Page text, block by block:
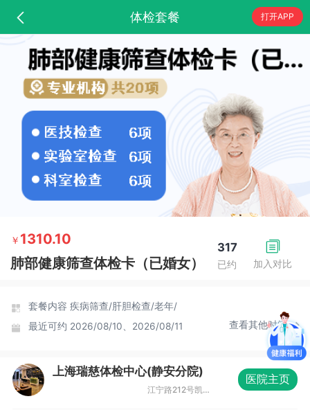
体检套餐 打开APP
加入对比
317
已约
￥ 1310.10
肺部健康筛查体检卡（已婚女）
套餐内容 疾病筛查/肝胆检查/老年/
最近可约 2026/08/10、2026/08/11 查看其他时间
上海瑞慈体检中心(静安分院)
江宁路212号凯迪克大厦1-3F
医院主页